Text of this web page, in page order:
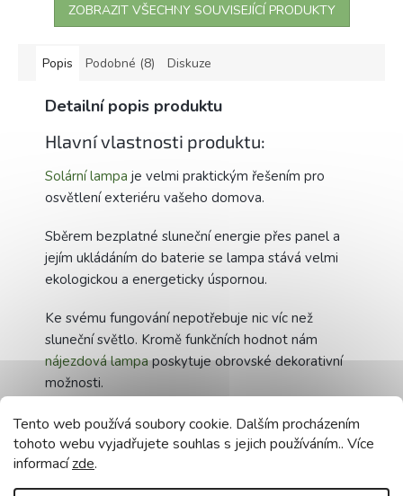
Tento web používá soubory cookie. Dalším procházením
tohoto webu vyjadřujete souhlas s jejich používáním.. Více
informacízde.
ZOBRAZIT VŠECHNY SOUVISEJÍCÍ PRODUKTY
Popis Podobné (8) Diskuze
Detailní popis produktu
Hlavní vlastnosti produktu:
Solární lampa je velmi praktickým řešením pro
osvětlení exteriéru vašeho domova.
Sběrem bezplatné sluneční energie přes panel a
jejím ukládáním do baterie se lampa stává velmi
ekologickou a energeticky úspornou.
Ke svému fungování nepotřebuje nic víc než
sluneční světlo. Kromě funkčních hodnot nám
nájezdová lampaposkytuje obrovské dekorativní
možnosti.
Lze jej použít k osvětlení příjezdových cest pro
auta, květinových záhonů, cest, rybníků, rekreačních
oblastí nebo míst pro grilování.